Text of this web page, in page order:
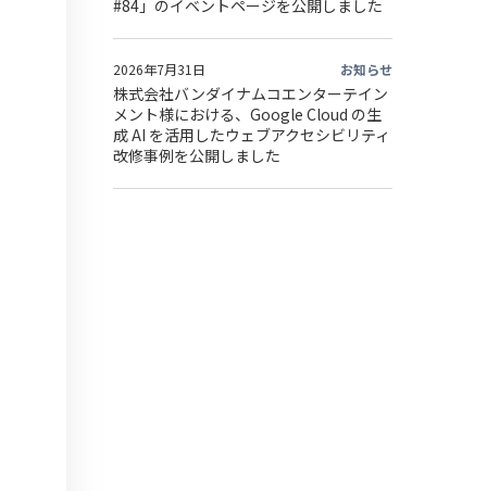
#84」のイベントページを公開しました
2026年7月31日 お知らせ
株式会社バンダイナムコエンターテイン
メント様における、Google Cloud の生
成 AI を活用したウェブアクセシビリティ
改修事例を公開しました